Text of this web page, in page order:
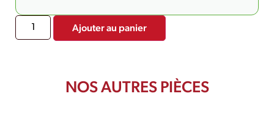
Ajouter au panier
NOS AUTRES PIÈCES